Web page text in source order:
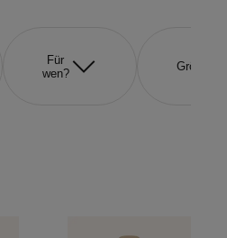
Für
wen?
Größe